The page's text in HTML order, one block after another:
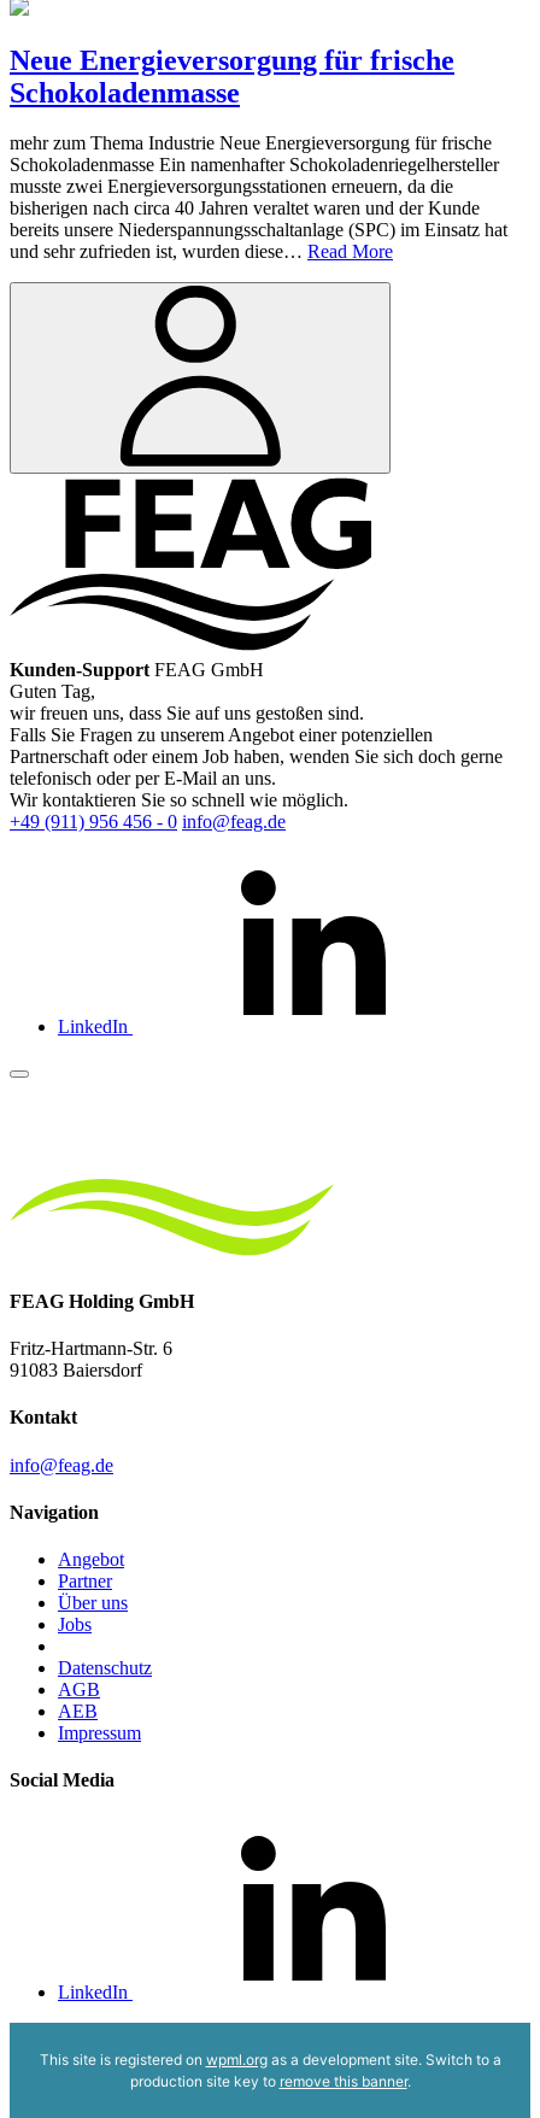
Neue Energieversorgung für frische
Schokoladenmasse
mehr zum Thema Industrie Neue Energieversorgung für frische
Schokoladenmasse Ein namenhafter Schokoladenriegelhersteller
musste zwei Energieversorgungsstationen erneuern, da die
bisherigen nach circa 40 Jahren veraltet waren und der Kunde
bereits unsere Niederspannungsschaltanlage (SPC) im Einsatz hat
und sehr zufrieden ist, wurden diese… Read More
Kunden-Support FEAG GmbH
Guten Tag,
wir freuen uns, dass Sie auf uns gestoßen sind.
Falls Sie Fragen zu unserem Angebot einer potenziellen
Partnerschaft oder einem Job haben, wenden Sie sich doch gerne
telefonisch oder per E-Mail an uns.
Wir kontaktieren Sie so schnell wie möglich.
+49 (911) 956 456 - 0 info@feag.de
LinkedIn
FEAG Holding GmbH
Fritz-Hartmann-Str. 6
91083 Baiersdorf
Kontakt
info@feag.de
Navigation
Angebot
Partner
Über uns
Jobs
Datenschutz
AGB
AEB
Impressum
Social Media
LinkedIn
This site is registered on wpml.orgas a development site. Switch to a
production site key to remove this banner.